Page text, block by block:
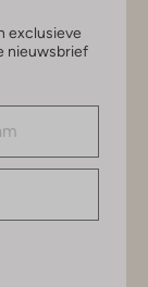
exclusieve
nieuwsbrief